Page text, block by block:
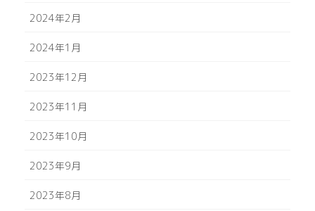
2024年2月
2024年1月
2023年12月
2023年11月
2023年10月
2023年9月
2023年8月